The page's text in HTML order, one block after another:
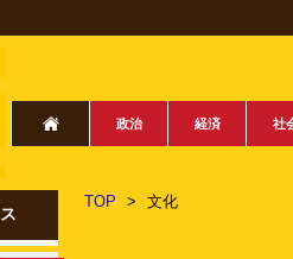
政治 経済 社
TOP > 文化